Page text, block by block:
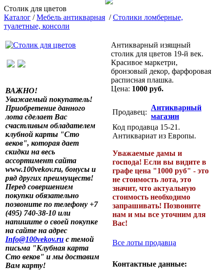
Столик для цветов
Каталог /Мебель антикварная /Столики ломберные,
туалетные, консоли
ВАЖНО!
Уважаемый покупатель!
Приобретение данного
лота сделает Вас
счастливым обладателем
клубной карты "Сто
веков", которая дает
скидки на весь
ассортимент сайта
www.100vekov.ru, бонусы и
ряд других преимуществ!
Перед совершением
покупки обязательно
позвоните по телефону +7
(495) 740-38-10 или
напишите о своей покупке
на сайте на адрес
Info@100vekov.ru с темой
письма "Клубная карта
Сто веков" и мы доставим
Вам карту!
Антикварный изящный
столик для цветов 19-й век.
Красивое маркетри,
бронзовый декор, фарфоровая
расписная плашка.
Цена: 1000 руб.
Продавец:
Антикварный
магазин
Код продавца 15-21.
Антиквариат из Европы.
Уважаемые дамы и
господа! Если вы видите в
графе цена "1000 руб" - это
не стоимость лота, это
значит, что актуальную
стоимость необходимо
запрашивать! Позвоните
нам и мы все уточним для
Вас!
Все лоты продавца
Контактные данные: